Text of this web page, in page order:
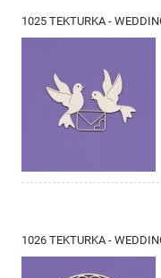
1025 TEKTURKA -
1026 TEKTURKA -